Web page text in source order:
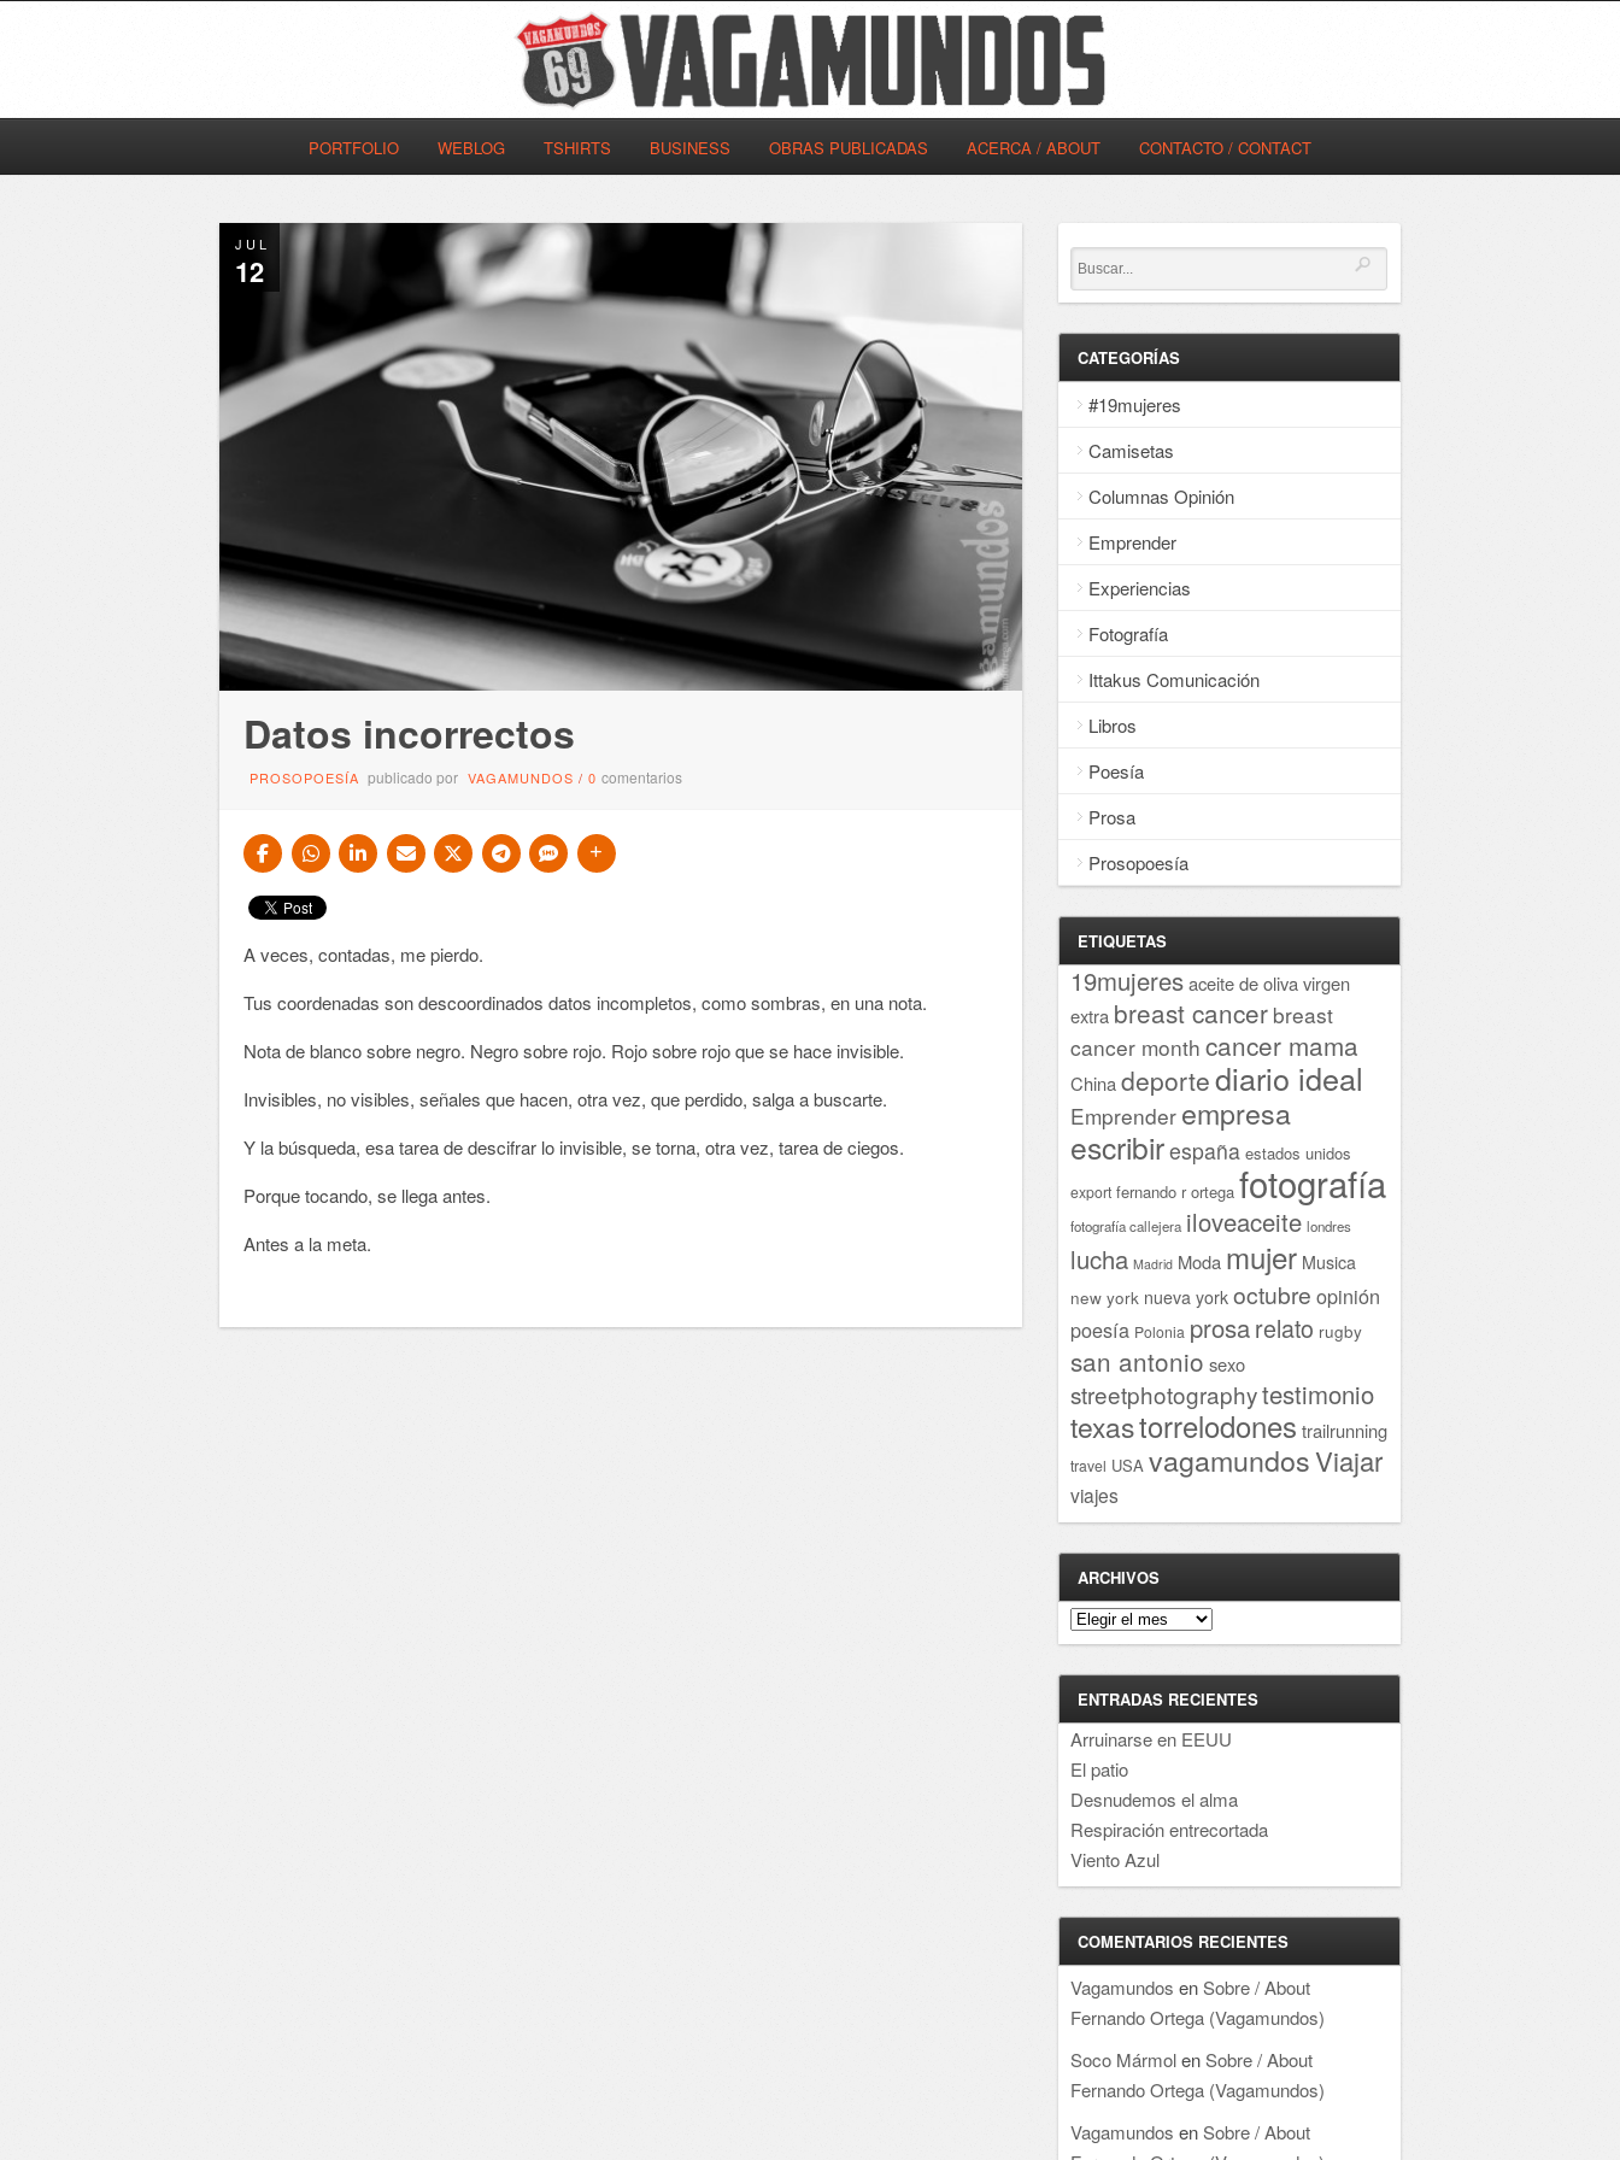
PORTFOLIO WEBLOG TSHIRTS BUSINESS OBRAS PUBLICADAS ACERCA / ABOUT CONTACTO / CONTACT
JUL
12
Datos incorrectos
PROSOPOESÍA publicado por VAGAMUNDOS /0comentarios
A veces, contadas, me pierdo.
Tus coordenadas son descoordinados datos incompletos, como sombras, en una nota.
Nota de blanco sobre negro. Negro sobre rojo. Rojo sobre rojo que se hace invisible.
Invisibles, no visibles, señales que hacen, otra vez, que perdido, salga a buscarte.
Y la búsqueda, esa tarea de descifrar lo invisible, se torna, otra vez, tarea de ciegos.
Porque tocando, se llega antes.
Antes a la meta.
CATEGORÍAS
#19mujeres
Camisetas
Columnas Opinión
Emprender
Experiencias
Fotografía
Ittakus Comunicación
Libros
Poesía
Prosa
Prosopoesía
ETIQUETAS
19mujeresaceite de oliva virgen
extra breast cancer breast
cancer month cancer mama
Chinadeportediario ideal
Emprender empresa
escribirespaña estados unidos
export fernando r ortega fotografía
fotografía callejera iloveaceite londres
lucha Madrid Moda mujer Musica
new york nueva york octubre opinión
poesía Polonia prosarelato rugby
san antonio sexo
streetphotographytestimonio
texastorrelodones trailrunning
travel USA vagamundosViajar
viajes
ARCHIVOS
Archivos
ENTRADAS RECIENTES
Arruinarse en EEUU
El patio
Desnudemos el alma
Respiración entrecortada
Viento Azul
COMENTARIOS RECIENTES
Vagamundos enSobre / About
Fernando Ortega (Vagamundos)
Soco MármolenSobre / About
Fernando Ortega (Vagamundos)
Vagamundos enSobre / About